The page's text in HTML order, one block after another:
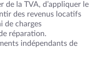
de la TVA, d’appliquer le
des revenus locatifs
de charges
réparation.
indépendants de